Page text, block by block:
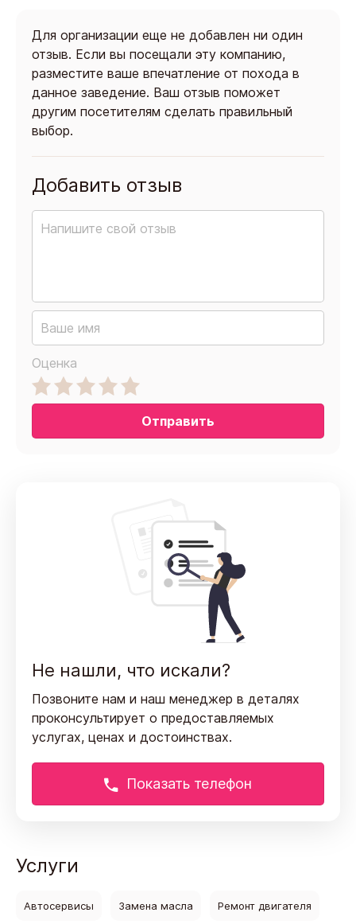
Для организации еще не добавлен ни один
отзыв. Если вы посещали эту компанию,
разместите ваше впечатление от похода в
данное заведение. Ваш отзыв поможет
другим посетителям сделать правильный
выбор.
Добавить отзыв
Оценка
Отправить
Не нашли, что искали?
Позвоните нам и наш менеджер в деталях
проконсультирует о предоставляемых
услугах, ценах и достоинствах.
Показать телефон
Услуги
Автосервисы Замена масла Ремонт двигателя